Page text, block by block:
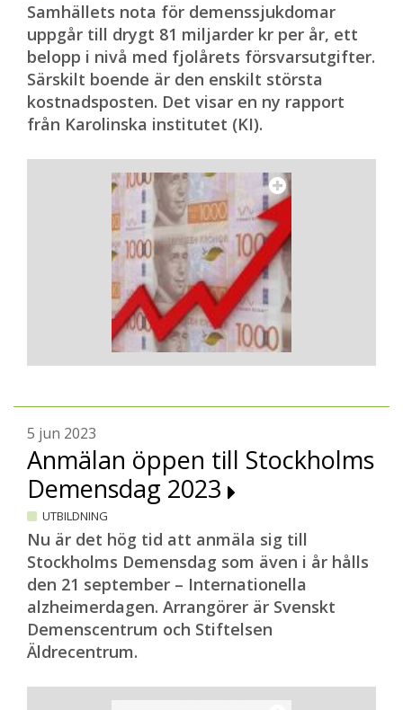
Samhällets nota för demenssjukdomar
uppgår till drygt 81 miljarder kr per år, ett
belopp i nivå med fjolårets försvarsutgifter.
Särskilt boende är den enskilt största
kostnadsposten. Det visar en ny rapport
från Karolinska institutet (KI).
5 jun 2023
Anmälan öppen till Stockholms
Demensdag 2023
UTBILDNING
Nu är det hög tid att anmäla sig till
Stockholms Demensdag som även i år hålls
den 21 september – Internationella
alzheimerdagen. Arrangörer är Svenskt
Demenscentrum och Stiftelsen
Äldrecentrum.